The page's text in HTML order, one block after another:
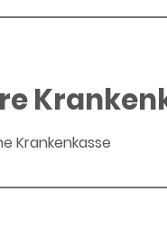
Krankenkasse